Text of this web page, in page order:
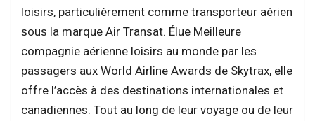
loisirs, particulièrement comme transporteur aérien
sous la marque Air Transat. Élue Meilleure
compagnie aérienne loisirs au monde par les
passagers aux World Airline Awards de Skytrax, elle
offre l’accès à des destinations internationales et
canadiennes. Tout au long de leur voyage ou de leur